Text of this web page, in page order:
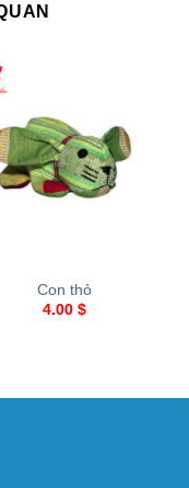
Con thỏ
4.00 $